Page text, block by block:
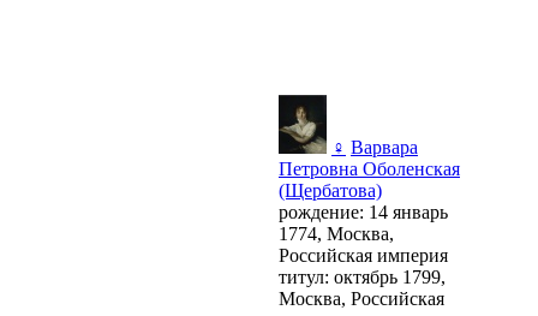
♀ Варвара
Петровна Оболенская
(Щербатова)
рождение: 14 январь
1774, Москва,
Российская империя
титул: октябрь 1799,
Москва, Российская